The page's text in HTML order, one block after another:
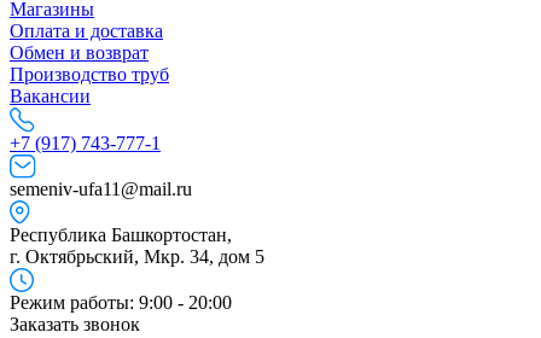
Магазины
Оплата и доставка
Обмен и возврат
Производство труб
Вакансии
+7 (917) 743-777-1
semeniv-ufa11@mail.ru
Республика Башкортостан,
г. Октябрьский, Мкр. 34, дом 5
Режим работы: 9:00 - 20:00
Заказать звонок